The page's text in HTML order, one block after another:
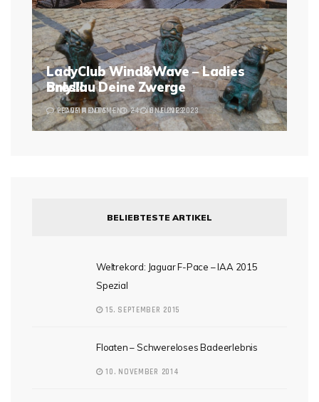
Breslau Deine Zwerge
2 COMMENTS 24. JUNE 2023
LadyClub Wind&Wave – Ladies
only!!!
LEAVE A COMMENT 6. JUNE 2023
BELIEBTESTE ARTIKEL
Weltrekord: Jaguar F-Pace – IAA 2015
Spezial
15. SEPTEMBER 2015
Floaten – Schwereloses Badeerlebnis
10. NOVEMBER 2014